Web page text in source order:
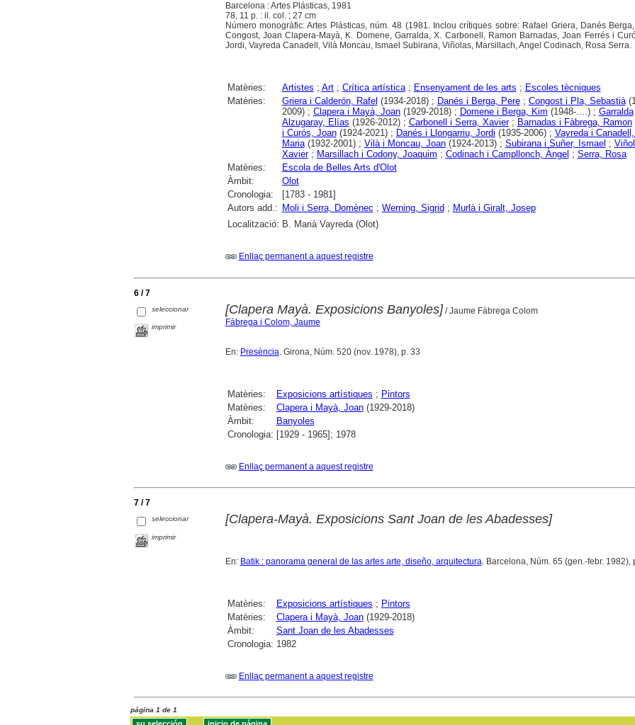
Barcelona : Artes Plásticas, 1981
78, 11 p. : il. col. ; 27 cm
Número monogràfic: Artes Plásticas, núm. 48 (1981. Inclou crítiques sobre: Rafael Griera, Danés
Congost, Joan Clapera-Mayà, K. Domene, Garralda, X. Carbonell, Ramon Barnadas, Joan Ferrés i
Jordi, Vayreda Canadell, Vilà Moncau, Ismael Subirana, Viñolas, Marsillach, Angel Codinach, Rosa Serra.
Matèries: Artistes ; Art; Crítica artística; Ensenyament de les arts ; Escoles tècniques
Matèries:
Griera i Calderón, Rafel (1934-2018) ; Danés i Berga, Pere; Congost i Pla, Sebastià
2009) ; Clapera i Mayà, Joan(1929-2018) ; Domene i Berga, Kim (1948-....) ; Garralda
Alzugaray, Elías (1926-2012) ; Carbonell i Serra, Xavier; Barnadas i Fàbrega, Ramon
i Curós, Joan(1924-2021) ; Danés i Llongarriu, Jordi (1935-2006) ; Vayreda i
Maria(1932-2001) ; Vilà i Moncau, Joan(1924-2013) ; Subirana i Suñer, Ismael ;
Xavier; Marsillach i Codony, Joaquim ; Codinach i Campllonch, Àngel ; Serra, Rosa
Matèries:
Escola de Belles Arts d'Olot
Àmbit:
Olot
Cronologia:
[1783 - 1981]
Autors add.: Moli i Serra, Domènec ; Werning, Sigrid ; Murlà i Giralt, Josep
Localització: B. Marià Vayreda (Olot)
Enllaç permanent a aquest registre
6 / 7
seleccionar
imprimir
[Clapera Mayà. Exposicions Banyoles]/ Jaume Fàbrega Colom
Fàbrega i Colom, Jaume
En: Presència . Girona, Núm. 520 (nov. 1978), p. 33
Matèries: Exposicions artístiques ; Pintors
Matèries:
Clapera i Mayà, Joan(1929-2018)
Àmbit:
Banyoles
Cronologia: [1929 - 1965]; 1978
Enllaç permanent a aquest registre
7 / 7
seleccionar
imprimir
[Clapera-Mayà. Exposicions Sant Joan de les Abadesses]
En: Batik : panorama general de las artes arte, diseño, arquitectura . Barcelona, Núm. 65 (gen.-febr. 1982),
Matèries: Exposicions artístiques ; Pintors
Matèries:
Clapera i Mayà, Joan(1929-2018)
Àmbit:
Sant Joan de les Abadesses
Cronologia: 1982
Enllaç permanent a aquest registre
página 1 de 1